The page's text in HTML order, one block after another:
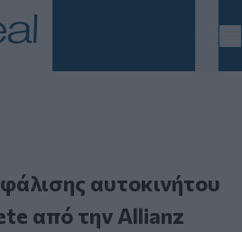
αυτοκινήτου
από την Allianz